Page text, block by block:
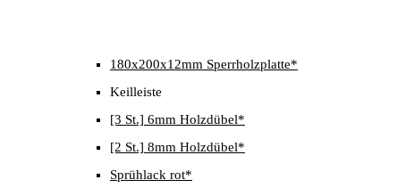
180x200x12mm Sperrholzplatte*
Keilleiste
[3 St.] 6mm Holzdübel*
[2 St.] 8mm Holzdübel*
Sprühlack rot*